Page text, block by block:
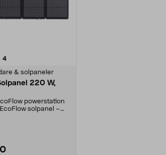
4recensioner
& solpaneler
220 W,
powerstation
solpanel –